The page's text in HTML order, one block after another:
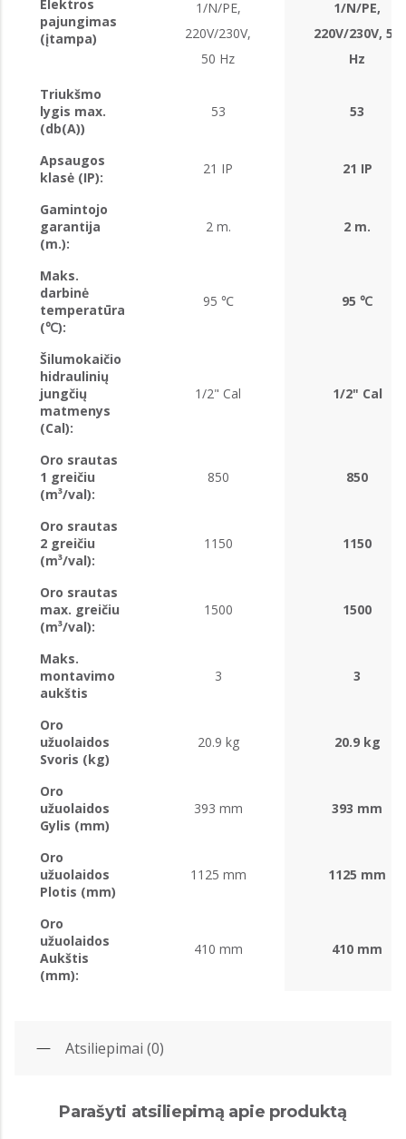
Elektros
pajungimas
(įtampa)
1/N/PE,
220V/230V,
50 Hz
1/N/PE,
220V/230V, 50
Hz
Triukšmo
lygis max.
(db(A))
53 53
Apsaugos
klasė (IP):
21 IP 21 IP
Gamintojo
garantija
(m.):
2 m. 2 m.
Maks.
darbinė
temperatūra
(℃):
95 ℃ 95 ℃
Šilumokaičio
hidraulinių
jungčių
matmenys
(Cal):
1/2" Cal 1/2" Cal
Oro srautas
1 greičiu
(m³/val):
850 850
Oro srautas
2 greičiu
(m³/val):
1150 1150
Oro srautas
max. greičiu
(m³/val):
1500 1500
Maks.
montavimo
aukštis
3 3
Oro
užuolaidos
Svoris (kg)
20.9 kg 20.9 kg
Oro
užuolaidos
Gylis (mm)
393 mm 393 mm
Oro
užuolaidos
Plotis (mm)
1125 mm 1125 mm
Oro
užuolaidos
Aukštis
(mm):
410 mm 410 mm
Atsiliepimai (0)
Parašyti atsiliepimą apie produktą